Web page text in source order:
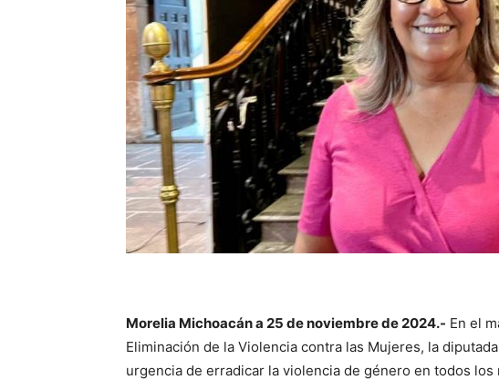
Morelia Michoacán a 25 de noviembre de 2024.- En el
Eliminación de la Violencia contra las Mujeres, la
urgencia de erradicar la violencia de género en todos los